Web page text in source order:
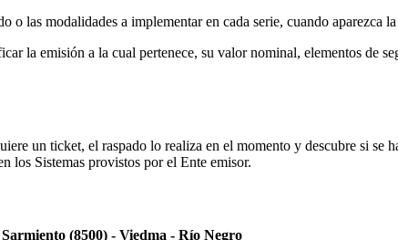
o las modalidades a implementar en cada serie, cuando aparezca
la emisión a la cual pertenece, su valor nominal, elementos de
un ticket, el raspado lo realiza en el momento y descubre si
los Sistemas provistos por el Ente emisor.
(8500) - Viedma - Río Negro